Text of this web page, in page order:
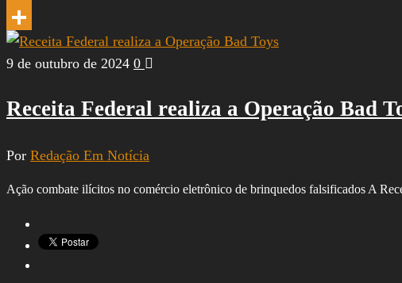
Email
Share
9 de outubro de 2024 0
Receita Federal realiza a Operação Bad
Por Redação Em Notícia
Ação combate ilícitos no comércio eletrônico de brinquedos falsificados A